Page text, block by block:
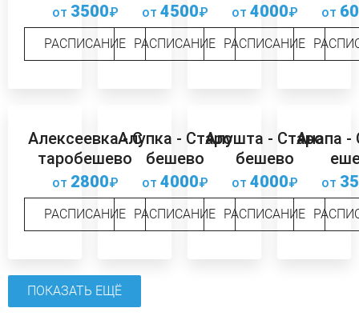
от 3500₽
РАСПИСАНИЕ
от 4500₽
РАСПИСАНИЕ
от 4000₽
РАСПИСАНИЕ
от
Алексеевка - С
таробешево
от 2800₽
РАСПИСАНИЕ
Алупка - Старо
бешево
от 4000₽
РАСПИСАНИЕ
Алушта - Старо
бешево
от 4000₽
РАСПИСАНИЕ
Анапа -
от
ПОКАЗАТЬ ЕЩЁ